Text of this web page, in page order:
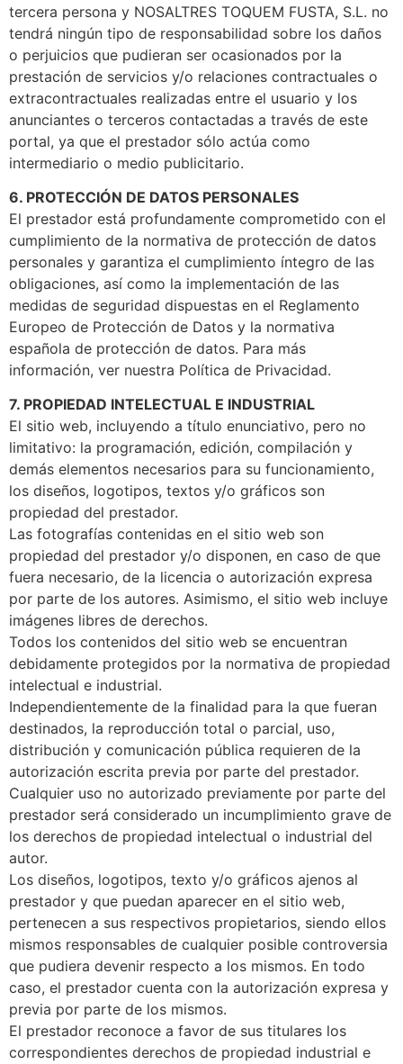
tercera persona y NOSALTRES TOQUEM FUSTA, S.L. no
tendrá ningún tipo de responsabilidad sobre los daños
o perjuicios que pudieran ser ocasionados por la
prestación de servicios y/o relaciones contractuales o
extracontractuales realizadas entre el usuario y los
anunciantes o terceros contactadas a través de este
portal, ya que el prestador sólo actúa como
intermediario o medio publicitario.
6. PROTECCIÓN DE DATOS PERSONALES
El prestador está profundamente comprometido con el
cumplimiento de la normativa de protección de datos
personales y garantiza el cumplimiento íntegro de las
obligaciones, así como la implementación de las
medidas de seguridad dispuestas en el Reglamento
Europeo de Protección de Datos y la normativa
española de protección de datos. Para más
información, ver nuestra Política de Privacidad.
7. PROPIEDAD INTELECTUAL E INDUSTRIAL
El sitio web, incluyendo a título enunciativo, pero no
limitativo: la programación, edición, compilación y
demás elementos necesarios para su funcionamiento,
los diseños, logotipos, textos y/o gráficos son
propiedad del prestador.
Las fotografías contenidas en el sitio web son
propiedad del prestador y/o disponen, en caso de que
fuera necesario, de la licencia o autorización expresa
por parte de los autores. Asimismo, el sitio web incluye
imágenes libres de derechos.
Todos los contenidos del sitio web se encuentran
debidamente protegidos por la normativa de propiedad
intelectual e industrial.
Independientemente de la finalidad para la que fueran
destinados, la reproducción total o parcial, uso,
distribución y comunicación pública requieren de la
autorización escrita previa por parte del prestador.
Cualquier uso no autorizado previamente por parte del
prestador será considerado un incumplimiento grave de
los derechos de propiedad intelectual o industrial del
autor.
Los diseños, logotipos, texto y/o gráficos ajenos al
prestador y que puedan aparecer en el sitio web,
pertenecen a sus respectivos propietarios, siendo ellos
mismos responsables de cualquier posible controversia
que pudiera devenir respecto a los mismos. En todo
caso, el prestador cuenta con la autorización expresa y
previa por parte de los mismos.
El prestador reconoce a favor de sus titulares los
correspondientes derechos de propiedad industrial e